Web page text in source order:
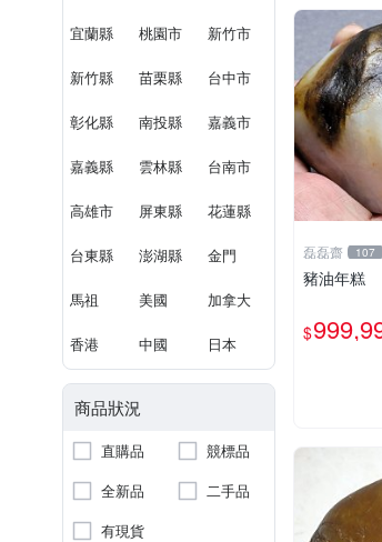
宜蘭縣 桃園市 新竹市
新竹縣 苗栗縣 台中市
彰化縣 南投縣 嘉義市
嘉義縣 雲林縣 台南市
高雄市 屏東縣 花蓮縣
台東縣 澎湖縣 金門
馬祖 美國 加拿大
香港 中國 日本
商品狀況
直購品
競標品
全新品
二手品
有現貨
磊磊齋 107
豬油年糕
$